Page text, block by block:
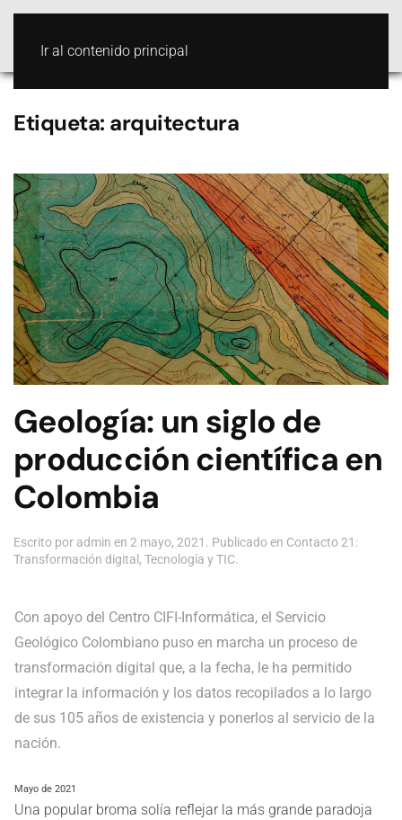
Ir al contenido principal
Etiqueta: arquitectura
Geología: un siglo de
producción científica en
Colombia
Escrito por admin en 2 mayo, 2021 . Publicado en Contacto 21:
Transformación digital , Tecnología y TIC.
Con apoyo del Centro CIFI-Informática, el Servicio
Geológico Colombiano puso en marcha un proceso de
transformación digital que, a la fecha, le ha permitido
integrar la información y los datos recopilados a lo largo
de sus 105 años de existencia y ponerlos al servicio de la
nación.
Mayo de 2021
Una popular broma solía reflejar la más grande paradoja